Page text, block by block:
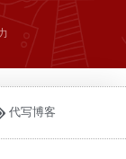
代写博客